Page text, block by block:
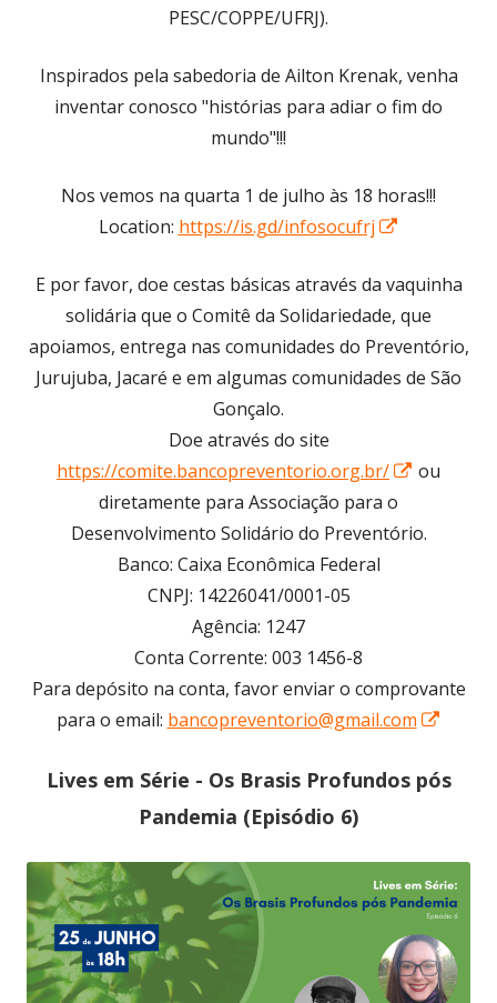
PESC/COPPE/UFRJ).
Inspirados pela sabedoria de Ailton Krenak, venha
inventar conosco "histórias para adiar o fim do
mundo"!!!
Nos vemos na quarta 1 de julho às 18 horas!!!
Location: https://is.gd/infosocufrj
a
new
window
E por favor, doe cestas básicas através da vaquinha
solidária que o Comitê da Solidariedade, que
apoiamos, entrega nas comunidades do Preventório,
Jurujuba, Jacaré e em algumas comunidades de São
Gonçalo.
Doe através do site
https://comite.bancopreventorio.org.br/
Opens
a
ou
diretamente para Associação para o
Desenvolvimento Solidário do Preventório.
Banco: Caixa Econômica Federal
CNPJ: 14226041/0001-05
Agência: 1247
Conta Corrente: 003 1456-8
Para depósito na conta, favor enviar o comprovante
para o email: bancopreventorio@gmail.com
a
Lives em Série - Os Brasis Profundos pós
Pandemia (Episódio 6)